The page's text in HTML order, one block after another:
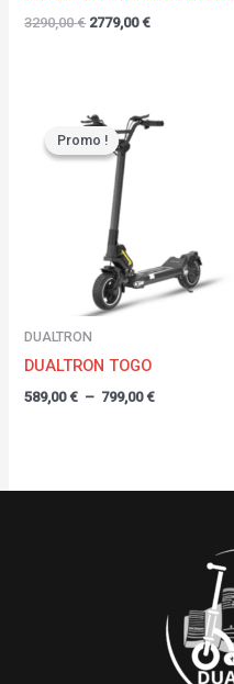
3290,00€ 2779,00€
Promo !
Promo !
DUALTRON
DUALTRON TOGO
589,00€ – 799,00€
de